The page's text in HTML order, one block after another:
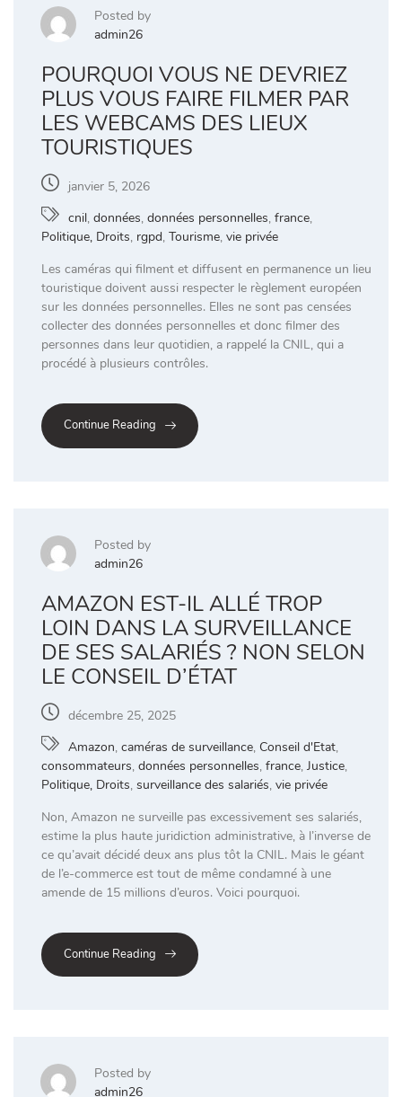
Posted by
admin26
POURQUOI VOUS NE DEVRIEZ
PLUS VOUS FAIRE FILMER PAR
LES WEBCAMS DES LIEUX
TOURISTIQUES
janvier 5, 2026
cnil, données, données personnelles, france,
Politique, Droits, rgpd, Tourisme, vie privée
Les caméras qui filment et diffusent en permanence un lieu
touristique doivent aussi respecter le règlement européen
sur les données personnelles. Elles ne sont pas censées
collecter des données personnelles et donc filmer des
personnes dans leur quotidien, a rappelé la CNIL, qui a
procédé à plusieurs contrôles.
Continue Reading
Posted by
admin26
AMAZON EST-IL ALLÉ TROP
LOIN DANS LA SURVEILLANCE
DE SES SALARIÉS ? NON SELON
LE CONSEIL D’ÉTAT
décembre 25, 2025
Amazon, caméras de surveillance, Conseil d'Etat,
consommateurs, données personnelles, france, Justice,
Politique, Droits, surveillance des salariés, vie privée
Non, Amazon ne surveille pas excessivement ses salariés,
estime la plus haute juridiction administrative, à l’inverse de
ce qu’avait décidé deux ans plus tôt la CNIL. Mais le géant
de l’e-commerce est tout de même condamné à une
amende de 15 millions d’euros. Voici pourquoi.
Continue Reading
Posted by
admin26